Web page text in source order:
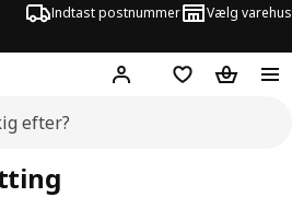
Indtast postnummer Vælg varehus
Hej! Log ind her
Huskeliste
Kurv